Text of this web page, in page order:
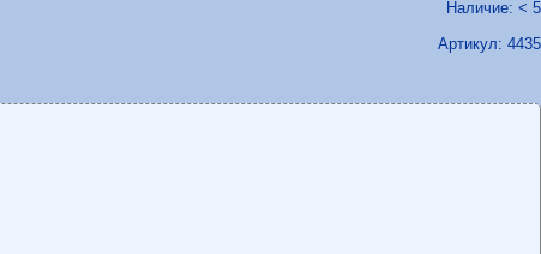
Наличие: < 5
Артикул: 4435